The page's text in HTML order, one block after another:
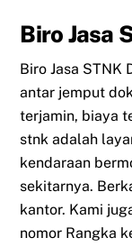
Biro Jasa
Biro Jasa STNK
antar jemput
terjamin, biaya
stnk adalah
kendaraan
sekitarnya.
kantor. Kami
nomor Rangka